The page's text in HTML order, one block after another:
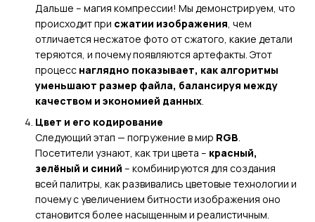
Дальше – магия компрессии! Мы демонстрируем, что
происходит при сжатии изображения , чем
отличается несжатое фото от сжатого, какие детали
теряются, и почему появляются артефакты. Этот
процесс наглядно показывает, как алгоритмы
уменьшают размер файла, балансируя между
качеством и экономией данных
Цвет и его кодирование
Следующий этап — погружение в мир RGB
Посетители узнают, как три цвета – красный,
зелёный и синий – комбинируются для создания
всей палитры, как развивались цветовые технологии и
почему с увеличением битности изображения оно
становится более насыщенным и реалистичным.